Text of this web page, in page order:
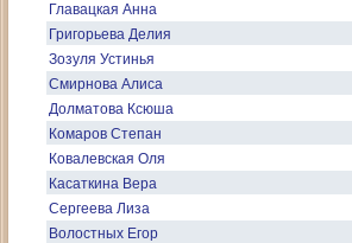
Главацкая Анна
Григорьева Делия
Зозуля Устинья
Смирнова Алиса
Долматова Ксюша
Комаров Степан
Ковалевская Оля
Касаткина Вера
Сергеева Лиза
Волостных Егор